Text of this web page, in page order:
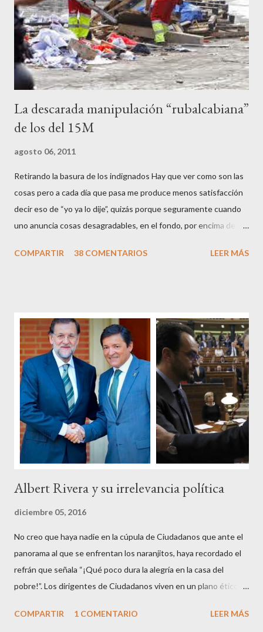
los agentes, incendiar contenedores, apedrear a la policía,
agredirla, morderla, para que toda la pijo progresía del país, todos
los que no fuman ni tabaco, n...
La descarada manipulación “rubalcabiana”
de los del 15M
agosto 06, 2011
Retirando la basura de los indignados Hay que ver como son las
cosas pero a cada día que pasa me produce menos satisfacción
decir eso de “yo ya lo dije”, quizás porque seguramente cuando
uno anuncia cosas desagradables, en el fondo, por encima de la
Pero francamente estos socialistas son tan transparentes en su
de ciudadanos, la mayoría de los cuales no han pagado jamás un
impuesto, sea por vocación o simplemente por no haber tenido
un trabajo en su vida, decidieron salir a la calle revestidos de la
sagrada túnica de la “indignación ciudadana” y con su actitud
crear una paradoja, se autodenominaban “movimiento 15M” y lo
que hicieron fue apoderarse de una plaza pública y allí sentaron
sus reales, bueno sus reales no,...
COMPARTIR 38 COMENTARIOS LEER MÁS
Albert Rivera y su irrelevancia política
diciembre 05, 2016
No creo que haya nadie en la cúpula de Ciudadanos que ante el
panorama al que se enfrentan los naranjitos, haya recordado el
refrán que señala “¡Qué poco dura la alegría en la casa del
pobre!”. Los dirigentes de Ciudadanos viven en un plano ético
política, inventores de la honestidad y defensores acérrimos de
COMPARTIR 1 COMENTARIO LEER MÁS